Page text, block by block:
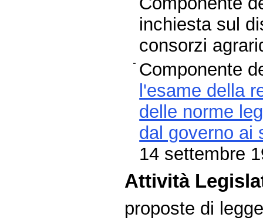
inchiesta sul
consorzi
Componente
l'esame della
delle norme
dal governo ai
14 settembre
Attività
proposte di